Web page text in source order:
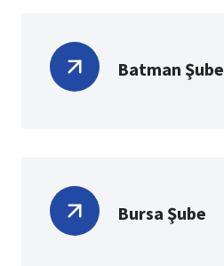
Batman Şube
Bursa Şube